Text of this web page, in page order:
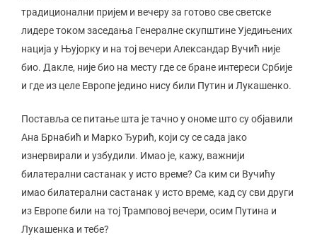
традиционални пријем и вечеру за готово све светске
лидере током заседања Генералне скупштине Уједињених
нација у Њујорку и на тој вечери Александар Вучић није
био. Дакле, није био на месту где се бране интереси Србије
и где из целе Европе једино нису били Путин и Лукашенко.
Поставља се питање шта је тачно у ономе што су објавили
Ана Брнабић и Марко Ђурић, који су се сада јако
изнервирали и узбудили. Имао је, кажу, важнији
билатерални састанак у исто време? Са ким си Вучићу
имао билатерални састанак у исто време, кад су сви други
из Европе били на тој Трамповој вечери, осим Путина и
Лукашенка и тебе?